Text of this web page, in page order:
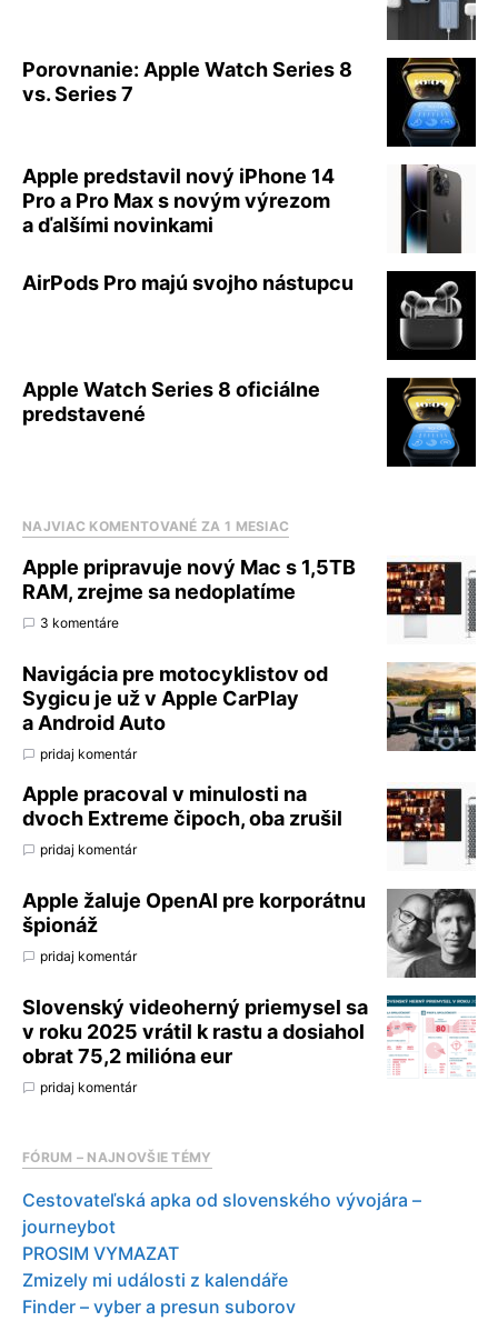
Porovnanie: Apple Watch Series 8
vs. Series 7
Apple predstavil nový iPhone 14
Pro a Pro Max s novým výrezom
a ďalšími novinkami
AirPods Pro majú svojho nástupcu
Apple Watch Series 8 oficiálne
predstavené
NAJVIAC KOMENTOVANÉ ZA 1 MESIAC
Apple pripravuje nový Mac s 1,5TB
RAM, zrejme sa nedoplatíme
3 komentáre
Navigácia pre motocyklistov od
Sygicu je už v Apple CarPlay
a Android Auto
pridaj komentár
Apple pracoval v minulosti na
dvoch Extreme čipoch, oba zrušil
pridaj komentár
Apple žaluje OpenAI pre korporátnu
špionáž
pridaj komentár
Slovenský videoherný priemysel sa
v roku 2025 vrátil k rastu a dosiahol
obrat 75,2 milióna eur
pridaj komentár
FÓRUM – NAJNOVŠIE TÉMY
Cestovateľská apka od slovenského vývojára –
journeybot
PROSIM VYMAZAT
Zmizely mi události z kalendáře
Finder – vyber a presun suborov